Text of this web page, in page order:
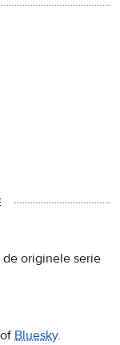
de originele serie
ofBluesky.